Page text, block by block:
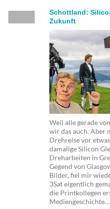
Schottland:
Zukunft
Weil alle gerade
wir das auch. Aber
Drehreise vor
damalige Silicon
Dreharbeiten in
Gegend von
Bilder, fiel mir
3Sat eigentlich
die Printkollegen
Mediengeschichte…